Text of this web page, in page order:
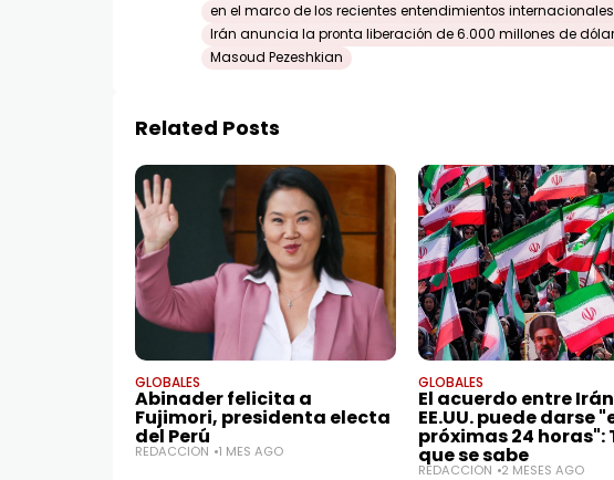
en el marco de los recientes entendimientos
Irán anuncia la pronta liberación de 6.000 millones de
Masoud Pezeshkian
Related Posts
GLOBALES
Abinader felicita a
Fujimori, presidenta electa
del Perú
REDACCIÓN 1 MES AGO
GLOBALES
El acuerdo entre
EE.UU. puede darse
próximas 24 horas":
que se sabe
REDACCIÓN 2 MESES AGO